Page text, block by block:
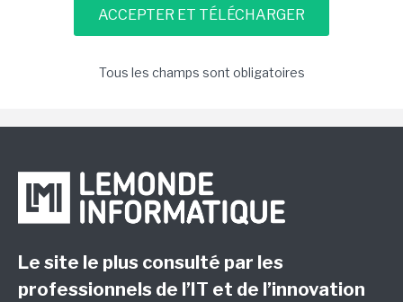
Tous les champs sont obligatoires
Le site le plus consulté par les
professionnels de l’IT et de l’innovation